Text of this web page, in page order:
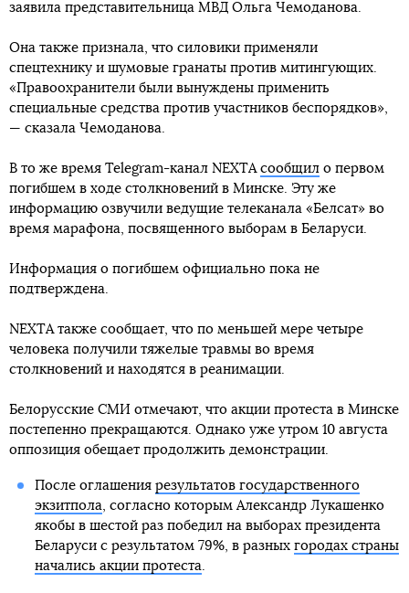
заявила представительница МВД Ольга Чемоданова.
Она также признала, что силовики применяли
спецтехнику и шумовые гранаты против митингующих.
«Правоохранители были вынуждены применить
специальные средства против участников беспорядков»,
— сказала Чемоданова.
В то же время Telegram-канал NEXTA сообщил о первом
погибшем в ходе столкновений в Минске. Эту же
информацию озвучили ведущие телеканала «Белсат» во
время марафона, посвященного выборам в Беларуси.
Информация о погибшем официально пока не
подтверждена.
NEXTA также сообщает, что по меньшей мере четыре
человека получили тяжелые травмы во время
столкновений и находятся в реанимации.
Белорусские СМИ отмечают, что акции протеста в Минске
постепенно прекращаются. Однако уже утром 10 августа
оппозиция обещает продолжить демонстрации.
После оглашения результатов государственного
экзитпола, согласно которым Александр Лукашенко
якобы в шестой раз победил на выборах президента
Беларуси с результатом 79%, в разных городах страны
начались акции протеста.